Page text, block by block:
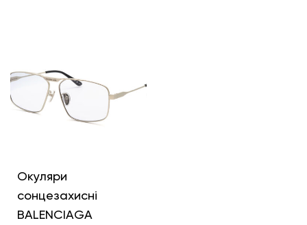
Інші кольори
Окуляри
сонцезахисні
BALENCIAGA